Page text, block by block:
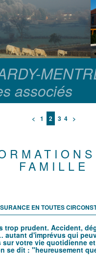
associés
< 1 2 3 4 >
FAMILLE
EN TOUTES
trop prudent. Accident,
autant d'imprévus qui
sur votre vie quotidienne
se dit : "heureusement